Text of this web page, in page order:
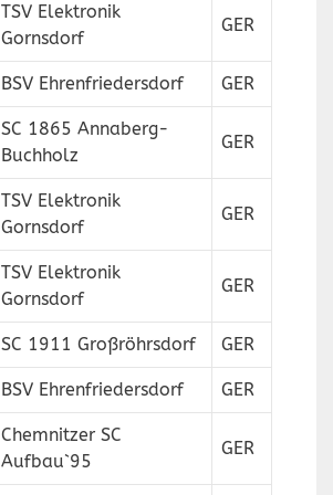
TSV Elektronik
Gornsdorf
GER
BSV Ehrenfriedersdorf GER
SC 1865 Annaberg-
Buchholz
GER
TSV Elektronik
Gornsdorf
GER
TSV Elektronik
Gornsdorf
GER
SC 1911 Großröhrsdorf GER
BSV Ehrenfriedersdorf GER
Chemnitzer SC
Aufbau`95
GER